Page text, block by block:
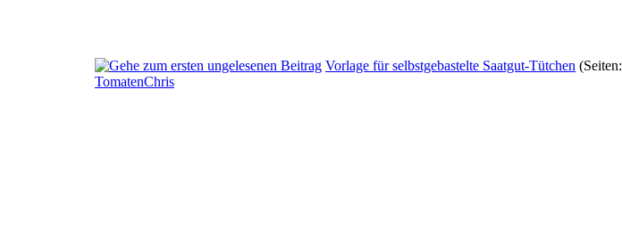
Vorlage für selbstgebastelte Saatgut-Tütchen (Seiten:
TomatenChris